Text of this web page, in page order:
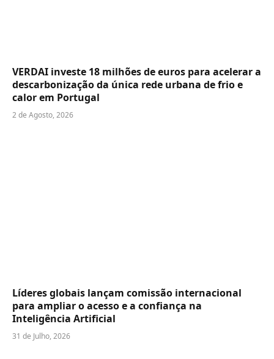
VERDAI investe 18 milhões de euros para acelerar a
descarbonização da única rede urbana de frio e
calor em Portugal
2 de Agosto, 2026
Líderes globais lançam comissão internacional
para ampliar o acesso e a confiança na
Inteligência Artificial
31 de Julho, 2026